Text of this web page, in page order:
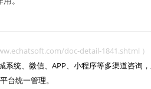
doc-detail-1841.shtml ）
系统、微信、APP、小程序等多渠道咨询
台统一管理。